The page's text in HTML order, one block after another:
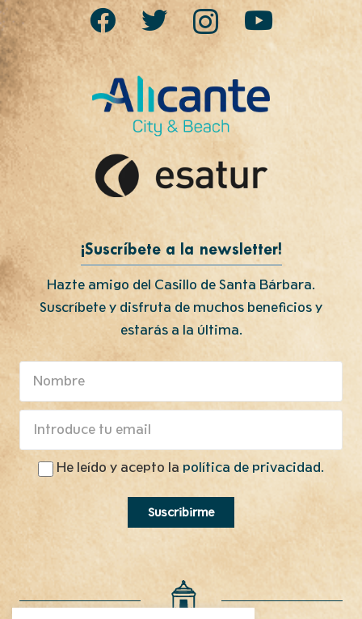
¡Suscríbete a la newsletter!
Hazte amigo del Casillo de Santa Bárbara.
Suscríbete y disfruta de muchos beneficios y
estarás a la última.
He leído y acepto la política de privacidad.